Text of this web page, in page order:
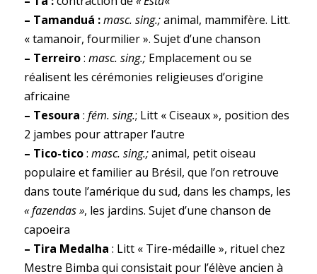
– Tamanduá :masc. sing.;animal, mammifère. Litt.
« tamanoir, fourmilier ». Sujet d’une chanson
– Terreiro: masc. sing.;Emplacement ou se
réalisent les cérémonies religieuses d’origine
africaine
– Tesoura : fém. sing.; Litt « Ciseaux », position des
2 jambes pour attraper l’autre
– Tico-tico: masc. sing.;animal, petit oiseau
populaire et familier au Brésil, que l’on retrouve
dans toute l’amérique du sud, dans les champs, les
« fazendas », les jardins. Sujet d’une chanson de
capoeira
– Tira Medalha : Litt « Tire-médaille », rituel chez
Mestre Bimba qui consistait pour l’élève ancien à